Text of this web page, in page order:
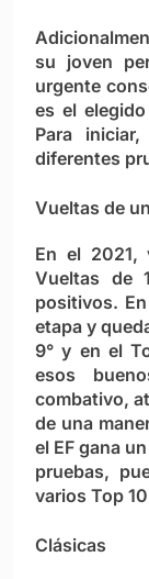
su joven
urgente
es el
Para
diferentes
Vueltas de
En el 2021,
Vueltas de
positivos.
etapa y
9° y en el
esos
combativo,
de una
el EF gana
pruebas,
varios Top
Clásicas